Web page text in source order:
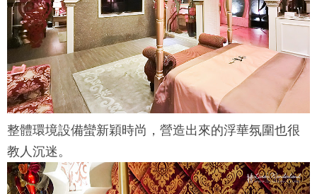
整體環境設備蠻新穎時尚，營造出來的浮華氛圍也很
教人沉迷。